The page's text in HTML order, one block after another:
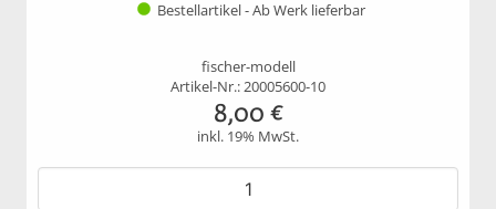
Bestellartikel - Ab Werk lieferbar
fischer-modell
Artikel-Nr.: 20005600-10
8,00 €
inkl. 19% MwSt.